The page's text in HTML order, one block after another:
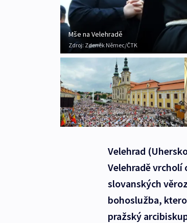
Mše na Velehradě
Zdroj: Zdeněk Němec/ČTK
Velehrad
Velehradě
slovanských
bohoslužba,
pražský